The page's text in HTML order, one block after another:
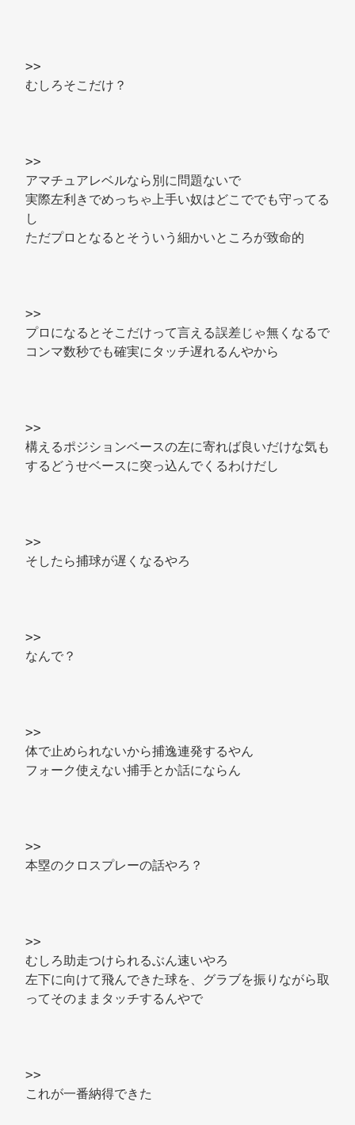
>>
むしろそこだけ？
>>
アマチュアレベルなら別に問題ないで
実際左利きでめっちゃ上手い奴はどこででも守ってる
し
ただプロとなるとそういう細かいところが致命的
>>
コンマ数秒でも確実にタッチ遅れるんやから
>>
構えるポジションベースの左に寄れば良いだけな気も
するどうせベースに突っ込んでくるわけだし
>>
そしたら捕球が遅くなるやろ
>>
なんで？
>>
体で止められないから捕逸連発するやん
フォーク使えない捕手とか話にならん
>>
本塁のクロスプレーの話やろ？
>>
むしろ助走つけられるぶん速いやろ
左下に向けて飛んできた球を、グラブを振りながら取
ってそのままタッチするんやで
>>
これが一番納得できた